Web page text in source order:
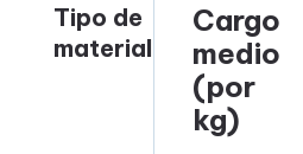
Tipo de
material
Cargo
medio
(por
kg)